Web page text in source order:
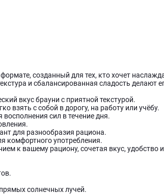
созданный для тех, кто хочет
и сбалансированная сладость делают
вкус брауни с приятной текстурой.
взять с собой в дорогу, на работу или учёбу.
восполнения сил в течение дня.
для разнообразия рациона.
комфортного употребления.
к вашему рациону, сочетая вкус, удобство
солнечных лучей.